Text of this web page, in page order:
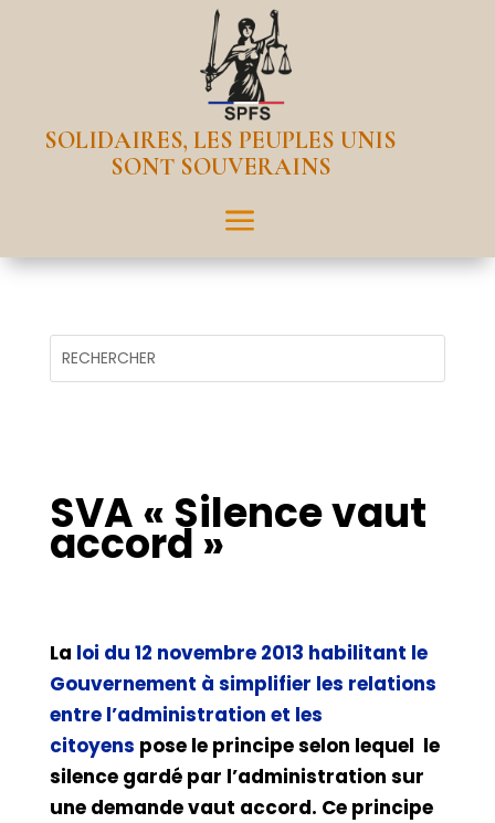
SOLIDAIRES, LES PEUPLES UNIS
SONT SOUVERAINS
a
SVA « Silence vaut
accord »
La loi du 12 novembre 2013 habilitant le
Gouvernement à simplifier les relations
entre l’administration et les
citoyens pose le principe selon lequel le
silence gardé par l’administration sur
une demande vaut accord. Ce principe